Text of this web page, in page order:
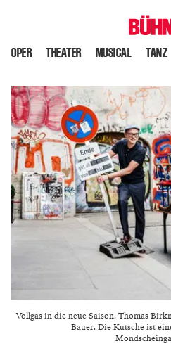
OPER THEATER MUSICAL TANZ
Vollgas in die neue Saison. Thomas
Bauer. Die Kutsche ist